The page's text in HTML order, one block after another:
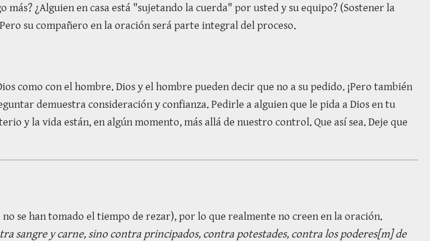
¿Alguien en casa está "sujetando la cuerda" por usted y su equipo? (Sostener la
Pero su compañero en la oración será parte integral del proceso.
como con el hombre. Dios y el hombre pueden decir que no a su pedido. ¡Pero también
demuestra consideración y confianza. Pedirle a alguien que le pida a Dios en tu
y la vida están, en algún momento, más allá de nuestro control. Que así sea. Deje que
se han tomado el tiempo de rezar), por lo que realmente no creen en la oración.
sangre y carne, sino contra principados, contra potestades, contra los poderes[m] de